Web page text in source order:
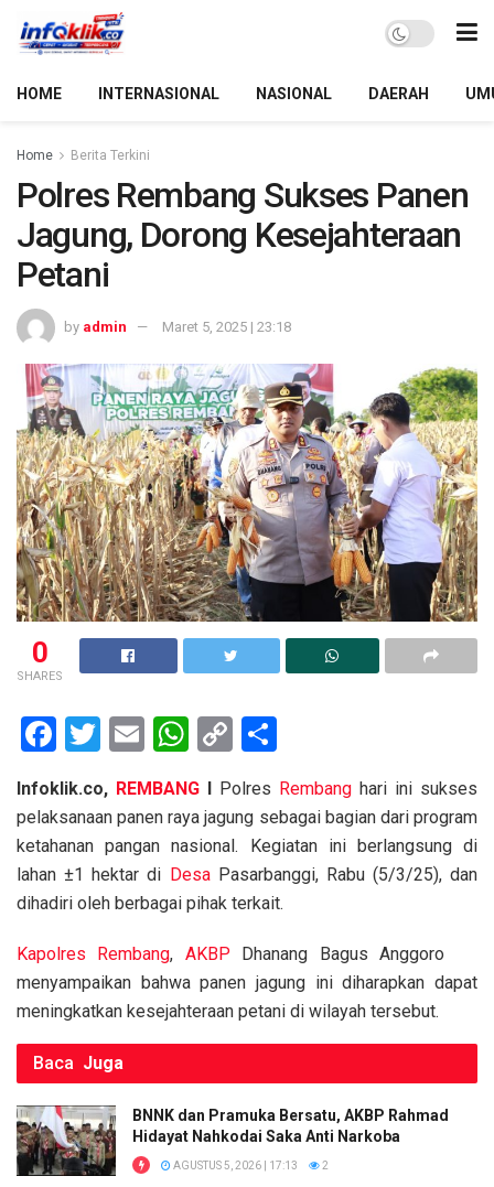
HOME INTERNASIONAL NASIONAL DAERAH
Home Berita Terkini
Polres Rembang Sukses Panen
Jagung, Dorong Kesejahteraan
Petani
by admin Maret 5, 2025 | 23:18
0
SHARES
F
ce
b
o
o
k
T
tt
er
E
ail
W
at
s
A
p
p
C
py
Li
n
k
ar
e
Infoklik.co, REMBANG I Polres Rembang hari ini sukses
pelaksanaan panen raya jagung sebagai bagian dari program
ketahanan pangan nasional. Kegiatan ini berlangsung di
lahan ±1 hektar di DesaPasarbanggi, Rabu (5/3/25), dan
dihadiri oleh berbagai pihak terkait.
Kapolres Rembang, AKBP Dhanang Bagus Anggoro
menyampaikan bahwa panen jagung ini diharapkan dapat
meningkatkan kesejahteraan petani di wilayah tersebut.
Baca Juga
BNNK dan Pramuka Bersatu, AKBP Rahmad
Hidayat Nahkodai Saka Anti Narkoba
AGUSTUS 5, 2026 | 17:13 2